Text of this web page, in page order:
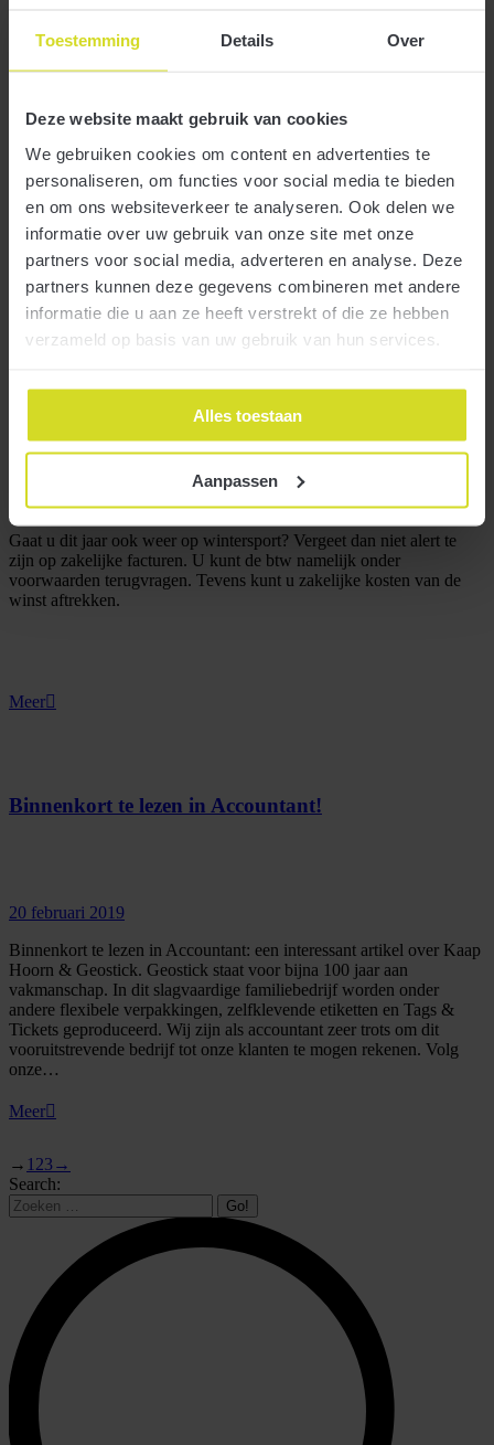
Toestemming Details Over
Deze website maakt gebruik van cookies
We gebruiken cookies om content en advertenties te
personaliseren, om functies voor social media te bieden
en om ons websiteverkeer te analyseren. Ook delen we
informatie over uw gebruik van onze site met onze
partners voor social media, adverteren en analyse. Deze
partners kunnen deze gegevens combineren met andere
informatie die u aan ze heeft verstrekt of die ze hebben
verzameld op basis van uw gebruik van hun services.
Alles toestaan
Aanpassen
Een vof biedt een aantal interessante fiscale voordelen. Maar dan
moet de vof wel fiscaal worden geaccepteerd en mag er geen sprake
zijn van een schijnconstructie.
Meer
Btw-tip! Binnenkort op wintersport? Denk aan
20 februari 2019
Gaat u dit jaar ook weer op wintersport? Vergeet dan niet alert te
zijn op zakelijke facturen. U kunt de btw namelijk onder
voorwaarden terugvragen. Tevens kunt u zakelijke kosten van de
winst aftrekken.
Meer
Binnenkort te lezen in Accountant!
20 februari 2019
Binnenkort te lezen in Accountant: een interessant artikel over Kaap
Hoorn & Geostick. Geostick staat voor bijna 100 jaar aan
vakmanschap. In dit slagvaardige familiebedrijf worden onder
andere flexibele verpakkingen, zelfklevende etiketten en Tags &
Tickets geproduceerd. Wij zijn als accountant zeer trots om dit
vooruitstrevende bedrijf tot onze klanten te mogen rekenen. Volg
onze…
Meer
→ 1 23 →
Search: